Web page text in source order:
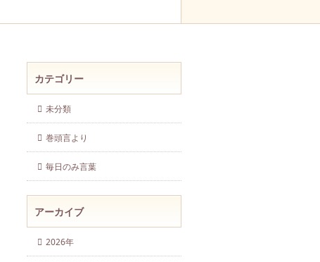
カテゴリー
未分類
巻頭言より
毎日のみ言葉
アーカイブ
2026年